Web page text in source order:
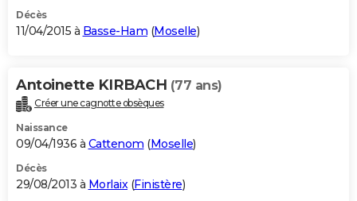
Décès
11/04/2015 à Basse-Ham (Moselle)
Antoinette KIRBACH (77 ans)
Créer une cagnotte obsèques
Naissance
09/04/1936 à Cattenom (Moselle)
Décès
29/08/2013 à Morlaix(Finistère)